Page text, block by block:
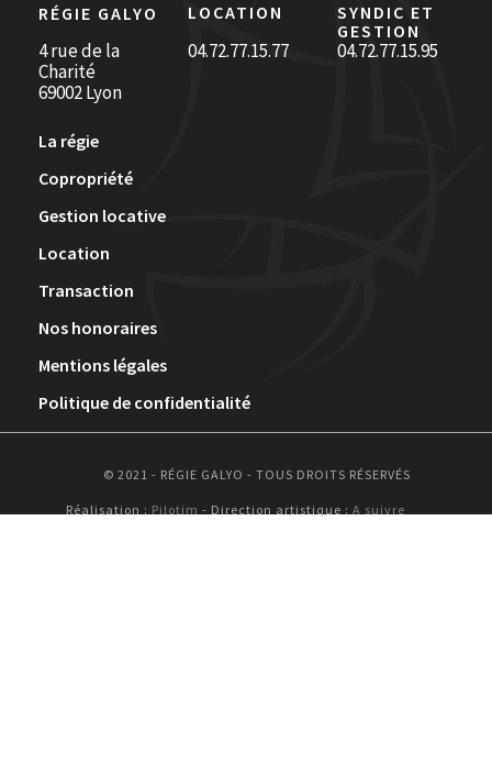
RÉGIE GALYO LOCATION
SYNDIC ET
GESTION
4 rue de la
Charité
69002 Lyon
04.72.77.15.77 04.72.77.15.95
La régie
Copropriété
Gestion locative
Location
Transaction
Nos honoraires
Mentions légales
Politique de confidentialité
© 2021 - RÉGIE GALYO - TOUS DROITS RÉSERVÉS
Réalisation : Pilotim - Direction artistique : A suivre